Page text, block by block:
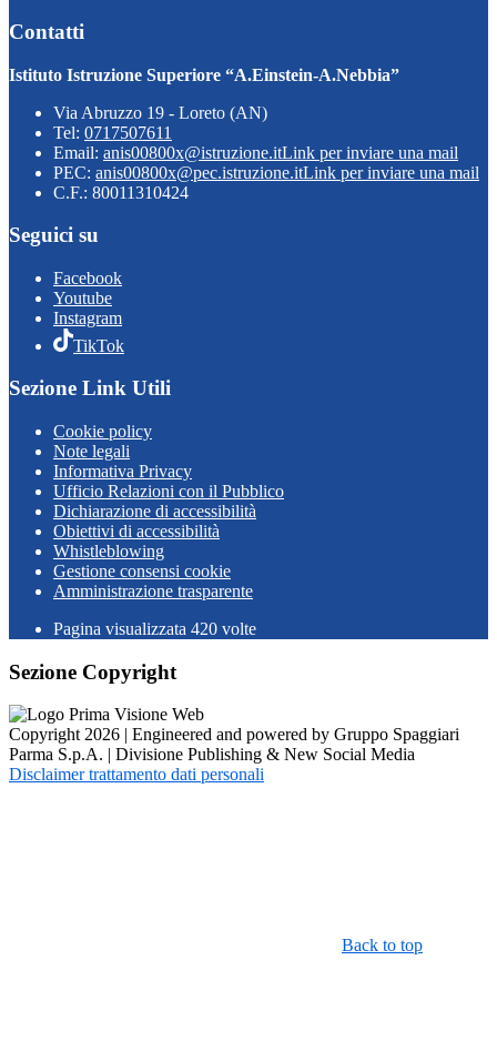
Contatti
Istituto Istruzione Superiore “A.Einstein-A.Nebbia”
Via Abruzzo 19 - Loreto (AN)
Tel: 0717507611
Email: anis00800x@istruzione.itLink per inviare una mail
PEC: anis00800x@pec.istruzione.itLink per inviare una mail
C.F.: 80011310424
Seguici su
Facebook
Youtube
Instagram
TikTok
Sezione Link Utili
Cookie policy
Note legali
Informativa Privacy
Ufficio Relazioni con il Pubblico
Dichiarazione di accessibilità
Obiettivi di accessibilità
Whistleblowing
Gestione consensi cookie
Amministrazione trasparente
Pagina visualizzata 420 volte
Sezione Copyright
Copyright 2026 | Engineered and powered by Gruppo Spaggiari
Parma S.p.A. | Divisione Publishing & New Social Media
Disclaimer trattamento dati personali
Back to top